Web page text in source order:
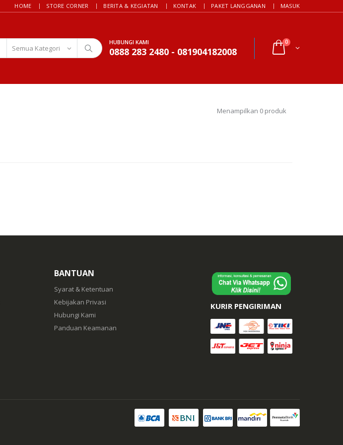
HOME STORE CORNER BERITA & KEGIATAN KONTAK PAKET LANGGANAN MASUK
HUBUNGI KAMI
0888 283 2480 - 081904182008
0
Menampilkan 0 produk
BANTUAN
Syarat & Ketentuan
Kebijakan Privasi
Hubungi Kami
Panduan Keamanan
KURIR PENGIRIMAN